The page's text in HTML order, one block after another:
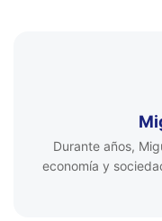
Durante años,
economía y